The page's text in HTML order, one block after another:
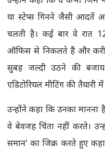
या स्टेप्स गिनने जैसी आदतें
चलती है। कई बार वे रात
ऑफिस से निकलते हैं और
सुबह जल्दी उठने की
एडिटोरियल मीटिंग की तैयारी
उन्होंने कहा कि उनका मानना
वे बेवजह चिंता नहीं करते।
समान' का जिक्र करते हुए